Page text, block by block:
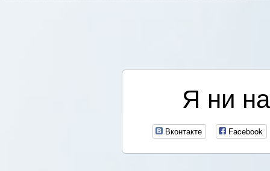
Я ни
Вконтакте Facebook